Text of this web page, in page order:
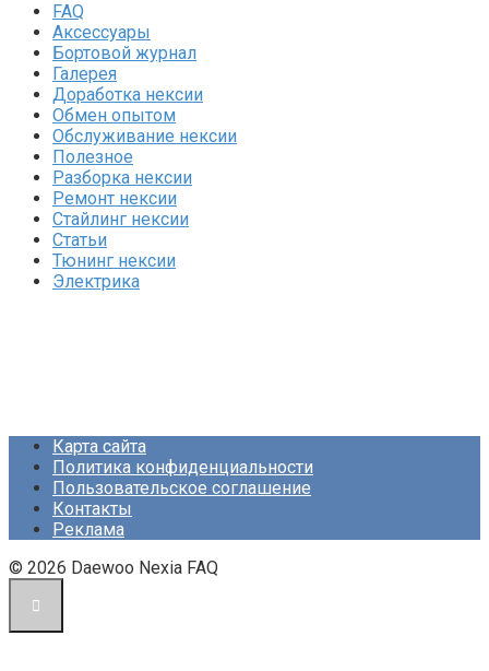
FAQ
Аксессуары
Бортовой журнал
Галерея
Доработка нексии
Обмен опытом
Обслуживание нексии
Полезное
Разборка нексии
Ремонт нексии
Стайлинг нексии
Статьи
Тюнинг нексии
Электрика
Карта сайта
Политика конфиденциальности
Пользовательское соглашение
Контакты
Реклама
© 2026 Daewoo Nexia FAQ